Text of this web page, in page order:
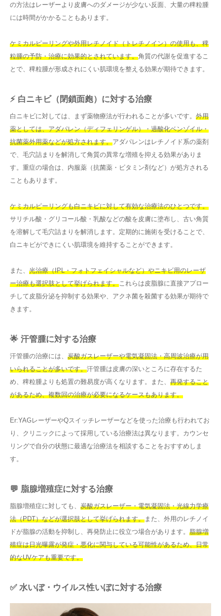
の方法はレーザーより皮膚へのダメージが少ない反面、大量の稗粒腫
には時間がかかることもあります。
ケミカルピーリングや外用レチノイド（トレチノイン）の使用も、稗
粒腫の予防・治療に効果的とされています。角質の代謝を促進するこ
とで、稗粒腫が形成されにくい肌環境を整える効果が期待できます。
⚡ 白ニキビ（閉鎖面皰）に対する治療
白ニキビに対しては、まず薬物療法が行われることが多いです。 外用
薬としては、アダパレン（ディフェリンゲル）・過酸化ベンゾイル・
抗菌薬外用薬などが処方されます。アダパレンはレチノイド系の薬剤
で、毛穴詰まりを解消して角質の異常な増殖を抑える効果がありま
す。重症の場合は、内服薬（抗菌薬・ビタミン剤など）が処方される
こともあります。
ケミカルピーリングも白ニキビに対して有効な治療法のひとつです。
サリチル酸・グリコール酸・乳酸などの酸を皮膚に塗布し、古い角質
を溶解して毛穴詰まりを解消します。定期的に施術を受けることで、
白ニキビができにくい肌環境を維持することができます。
また、 光治療（IPL・フォトフェイシャルなど）やニキビ用のレーザ
ー治療も選択肢として挙げられます。 これらは皮脂腺に直接アプロー
チして皮脂分泌を抑制する効果や、アクネ菌を殺菌する効果が期待で
きます。
🌟 汗管腫に対する治療
汗管腫の治療には、 炭酸ガスレーザーや電気凝固法・高周波治療が用
いられることが多いです。汗管腫は皮膚の深いところに存在するた
め、稗粒腫よりも処置の難易度が高くなります。また、 再発すること
があるため、複数回の治療が必要になるケースもあります。
Er:YAGレーザーやQスイッチレーザーなどを使った治療も行われてお
り、クリニックによって採用している治療法は異なります。カウンセ
リングで自分の状態に最適な治療法を相談することをおすすめしま
す。
💬 脂腺増殖症に対する治療
脂腺増殖症に対しても、 炭酸ガスレーザー・電気凝固法・光線力学療
法（PDT）などが選択肢として挙げられます。 また、外用のレチノイ
ドが脂腺の活動を抑制し、再発防止に役立つ場合があります。 脂腺増
殖症は日光曝露が発症・悪化に関与している可能性があるため、日常
的なUVケアも重要です。
✅ 水いぼ・ウイルス性いぼに対する治療